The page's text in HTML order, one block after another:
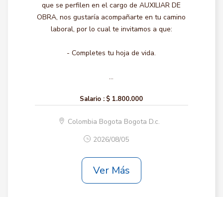
que se perfilen en el cargo de AUXILIAR DE
OBRA, nos gustaría acompañarte en tu camino
laboral, por lo cual te invitamos a que:
- Completes tu hoja de vida.
...
Salario : $ 1.800.000
Colombia Bogota Bogota D.c.
2026/08/05
Ver Más